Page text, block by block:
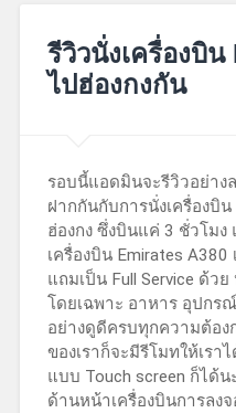
รีวิวนั่งเครื่องบิ
ไปฮ่องกงกัน
รอบนี้แอดมินจะรีวิวอย่าง
ฝากกันกับการนั่งเครื่องบิ
ฮ่องกง ซึ่งบินแค่ 3 ชั่วโม
เครื่องบิน Emirates
แถมเป็น Full Service ด้ว
โดยเฉพาะ อาหาร อุปกร
อย่างดูดีครบทุกความต้อง
ของเราก็จะมีรีโมทให้เรา
แบบ Touch screen ก็ได้
ด้านหน้าเครื่องบินการลง